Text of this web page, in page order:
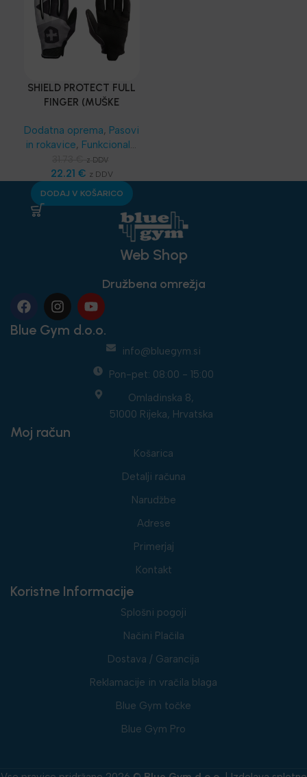
SHIELD PROTECT FULL
FINGER (MUŠKE
Harbinger®
Dodatna oprema, Pasovi
in rokavice, Funkcionalni
,SKLZ
Funkcionalni trening
Najnovejša oprema
z DDV
22.21 € z DDV
DODAJ V KOŠARICO
Web Shop
Družbena omrežja
Blue Gym d.o.o.
info@bluegym.si
Pon-pet: 08:00 - 15:00
Omladinska 8,
51000 Rijeka, Hrvatska
Moj račun
Košarica
Detalji računa
Narudžbe
Adrese
Primerjaj
Kontakt
Koristne Informacije
Splošni pogoji
Načini Plačila
Dostava / Garancija
Reklamacije in vračila blaga
Blue Gym točke
Blue Gym Pro